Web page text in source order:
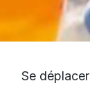
Se déplacer